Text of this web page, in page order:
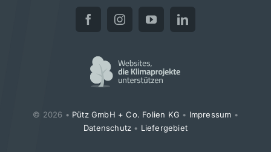
© 2026 • Pütz GmbH + Co. Folien KG • Impressum •
Datenschutz • Liefergebiet